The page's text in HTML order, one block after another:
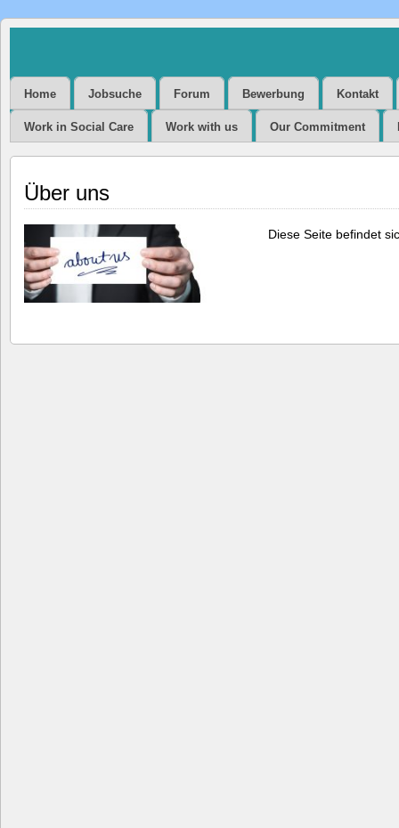
Personalmanagement
BERATUNG – HR CONSULTING &
Home Jobsuche Forum Bewerbung Kontakt
Work in Social Care Work with us Our Commitment
Über uns
Diese Seite befindet